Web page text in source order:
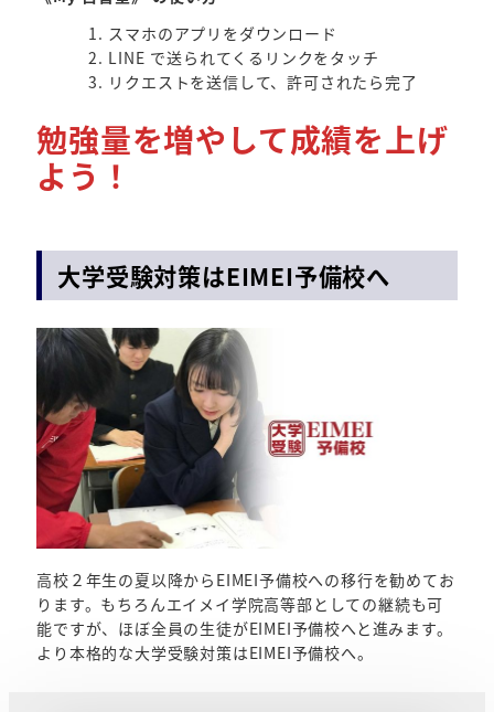
スマホのアプリをダウンロード
LINE で送られてくるリンクをタッチ
リクエストを送信して、許可されたら完了
勉強量を増やして成績を上げ
よう！
大学受験対策はEIMEI予備校へ
高校２年生の夏以降からEIMEI予備校への移行を勧めてお
ります。もちろんエイメイ学院高等部としての継続も可
能ですが、ほぼ全員の生徒がEIMEI予備校へと進みます。
より本格的な大学受験対策はEIMEI予備校へ。